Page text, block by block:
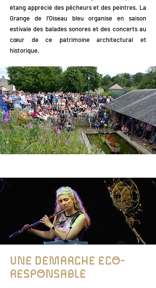
UNE DEMARCHE ECO-
RESPONSABLE
étang apprécié des pêcheurs et des peintres. La
Grange de l’Oiseau bleu organise en saison
estivale des balades sonores et des concerts au
cœur de ce patrimoine architectural et
historique.